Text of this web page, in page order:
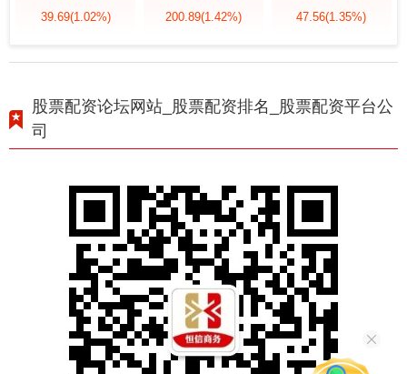
39.69(1.02%) 200.89(1.42%) 47.56(1.35%)
股票配资论坛网站_股票配资排名_股票配资平台公
司